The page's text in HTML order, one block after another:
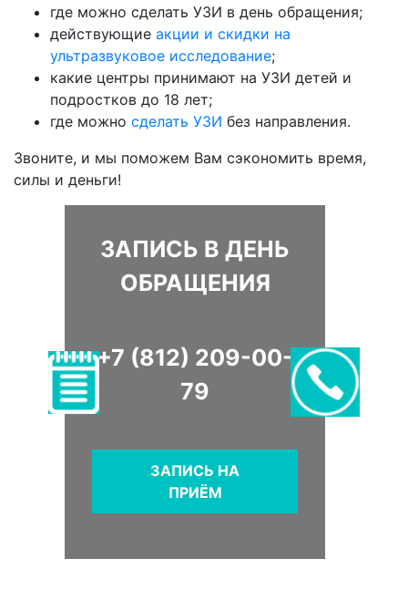
где можно сделать УЗИ в день обращения;
действующие акции и скидки на
ультразвуковое исследование;
какие центры принимают на УЗИ детей и
подростков до 18 лет;
где можно сделать УЗИ без направления.
Звоните, и мы поможем Вам сэкономить время,
силы и деньги!
ЗАПИСЬ В ДЕНЬ
ОБРАЩЕНИЯ
+7 (812) 209-00-
79
ЗАПИСЬ НА
ПРИЁМ